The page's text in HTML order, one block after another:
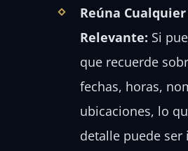
Reúna
Relevante: Si
que recuerde
fechas, horas,
ubicaciones, lo
detalle puede